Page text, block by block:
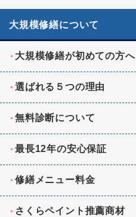
大規模修繕について
大規模修繕が初めての方へ
選ばれる５つの理由
無料診断について
最長12年の安心保証
修繕メニュー料金
さくらペイント推薦商材